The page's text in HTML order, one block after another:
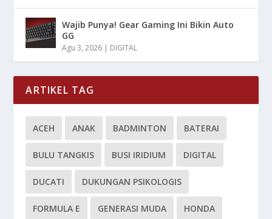
Wajib Punya! Gear Gaming Ini Bikin Auto
GG
Agu 3, 2026 | DIGITAL
ARTIKEL TAG
ACEH ANAK BADMINTON BATERAI
BULU TANGKIS BUSI IRIDIUM DIGITAL
DUCATI DUKUNGAN PSIKOLOGIS
FORMULA E GENERASI MUDA HONDA